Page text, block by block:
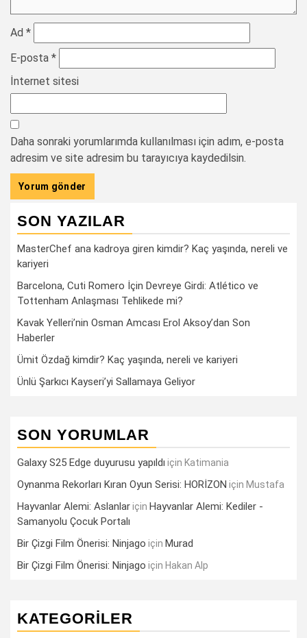
Ad *
E-posta *
İnternet sitesi
Daha sonraki yorumlarımda kullanılması için adım, e-posta
adresim ve site adresim bu tarayıcıya kaydedilsin.
SON YAZILAR
MasterChef ana kadroya giren kimdir? Kaç yaşında, nereli ve
kariyeri
Barcelona, Cuti Romero İçin Devreye Girdi: Atlético ve
Tottenham Anlaşması Tehlikede mi?
Kavak Yelleri’nin Osman Amcası Erol Aksoy’dan Son
Haberler
Ümit Özdağ kimdir? Kaç yaşında, nereli ve kariyeri
Ünlü Şarkıcı Kayseri’yi Sallamaya Geliyor
SON YORUMLAR
Galaxy S25 Edge duyurusu yapıldı için Katimania
Oynanma Rekorları Kıran Oyun Serisi: HORİZON için Mustafa
Hayvanlar Alemi: Aslanlariçin Hayvanlar Alemi: Kediler -
Samanyolu Çocuk Portalı
Bir Çizgi Film Önerisi: Ninjago için Murad
Bir Çizgi Film Önerisi: Ninjago için Hakan Alp
KATEGORILER